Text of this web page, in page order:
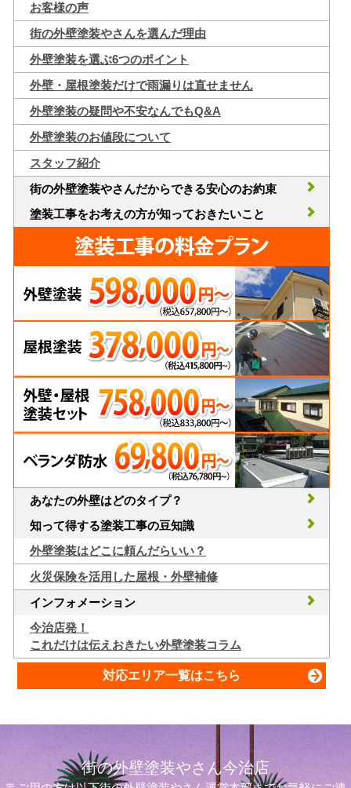
お客様の声
街の外壁塗装やさんを選んだ理由
外壁塗装を選ぶ6つのポイント
外壁・屋根塗装だけで雨漏りは直せません
外壁塗装の疑問や不安なんでもQ&A
外壁塗装のお値段について
スタッフ紹介
街の外壁塗装やさんだからできる安心のお約束
塗装工事をお考えの方が知っておきたいこと
あなたの外壁はどのタイプ？
知って得する塗装工事の豆知識
外壁塗装はどこに頼んだらいい？
火災保険を活用した屋根・外壁補修
インフォメーション
今治店発！
これだけは伝えおきたい外壁塗装コラム
対応エリア一覧はこちら
街の外壁塗装やさん今治店